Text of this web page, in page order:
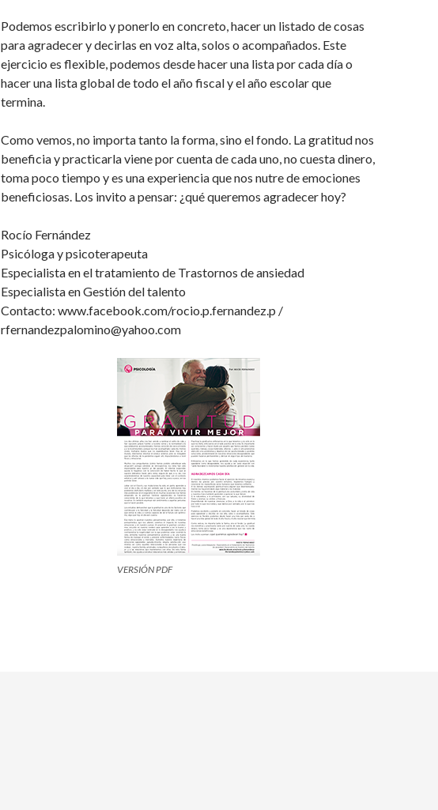
Podemos escribirlo y ponerlo en concreto, hacer un listado de cosas
para agradecer y decirlas en voz alta, solos o acompañados. Este
ejercicio es flexible, podemos desde hacer una lista por cada día o
hacer una lista global de todo el año fiscal y el año escolar que
termina.
Como vemos, no importa tanto la forma, sino el fondo. La gratitud nos
beneficia y practicarla viene por cuenta de cada uno, no cuesta dinero,
toma poco tiempo y es una experiencia que nos nutre de emociones
beneficiosas. Los invito a pensar: ¿qué queremos agradecer hoy?
Rocío Fernández
Psicóloga y psicoterapeuta
Especialista en el tratamiento de Trastornos de ansiedad
Especialista en Gestión del talento
Contacto: www.facebook.com/rocio.p.fernandez.p /
rfernandezpalomino@yahoo.com
VERSIÓN PDF